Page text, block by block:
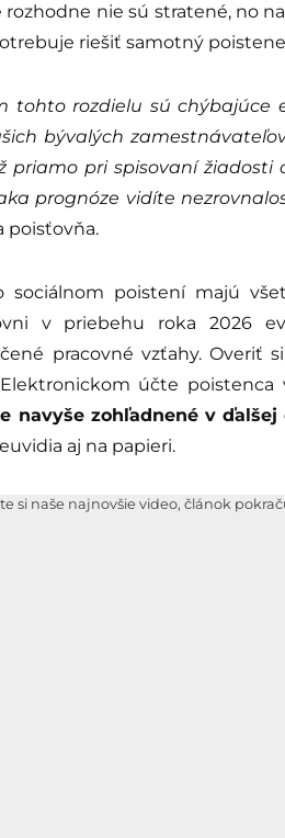
rozhodne nie sú stratené, no
riešiť samotný
tohto rozdielu sú chýbajúce
bývalých
priamo pri spisovaní žiadosti
prognóze vidíte
poisťovňa.
sociálnom poistení majú
v priebehu roka 2026
pracovné vzťahy. Overiť
účte poistenca
navyše zohľadnené v
aj na papieri.
si naše najnovšie video, článok